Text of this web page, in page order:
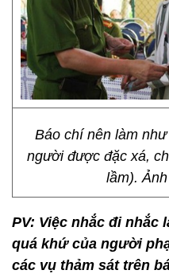
Báo chí nên làm
người được đặc xá,
lầm).
PV: Việc nhắc đi nhắc
quá khứ của người
các vụ thảm sát trên